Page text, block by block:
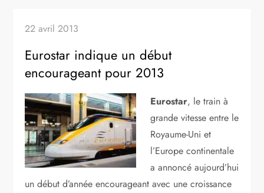
22 avril 2013
Eurostar indique un début
encourageant pour 2013
Eurostar, le train à
grande vitesse entre le
Royaume-Uni et
l’Europe continentale
a annoncé aujourd’hui
un début d’année encourageant avec une croissance